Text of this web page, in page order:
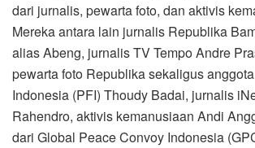
dari jurnalis, pewarta foto, dan aktivis
Mereka antara lain jurnalis Republika
alias Abeng, jurnalis TV Tempo Andre
pewarta foto Republika sekaligus
Indonesia (PFI) Thoudy Badai, jurnalis
Rahendro, aktivis kemanusiaan Andi
dari Global Peace Convoy Indonesia